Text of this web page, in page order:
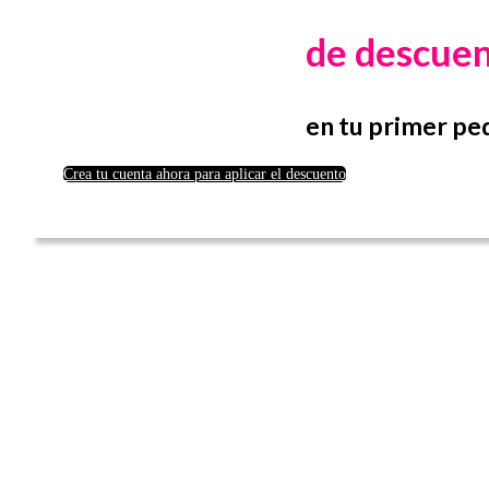
de
en tu primer
Crea tu cuenta ahora para aplicar el descuento